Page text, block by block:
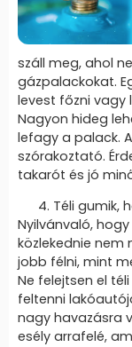
száll meg, ahol
gázpalackokat.
levest főzni vagy
Nagyon hideg
lefagy a palack.
szórakoztató.
takarót és jó
Téli gumik,
Nyilvánvaló,
közlekednie nem
jobb félni, mint
Ne felejtsen el
feltenni
nagy havazásra
esély arrafelé,